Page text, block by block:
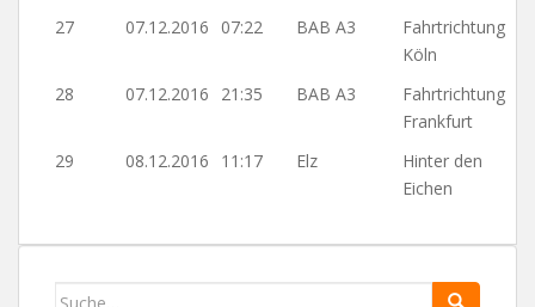
27
07.12.2016 07:22 BAB A3
Fahrtrichtung
Köln
28
07.12.2016 21:35 BAB A3
Fahrtrichtung
Frankfurt
29
08.12.2016 11:17 Elz
Hinter den
Eichen
Search